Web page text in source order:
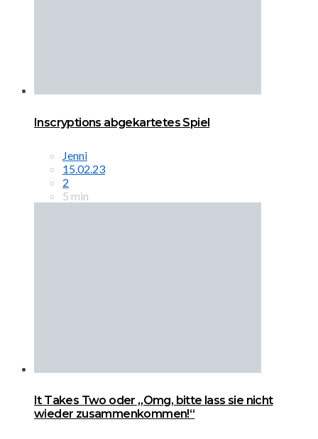
Inscryptions abgekartetes Spiel
Jenni
15.02.23
2
5 min
It Takes Two oder „Omg, bitte lass sie nicht
wieder zusammenkommen!“